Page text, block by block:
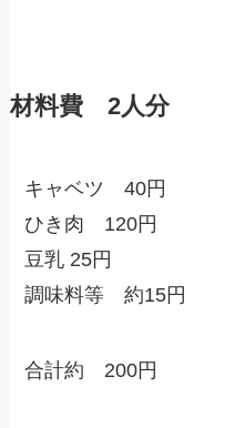
材料費 2人分
キャベツ 40円
ひき肉 120円
豆乳 25円
調味料等 約15円
合計約 200円